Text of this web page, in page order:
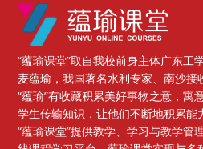
Blocks
“蕴瑜课堂”取自我校前身主体广东工
麦蕴瑜，我国著名水利专家、南沙接
“蕴瑜”有收藏积累美好事物之意，寓
学生传输知识，让他们不断地积累能
“蕴瑜课堂”提供教学、学习与教学管